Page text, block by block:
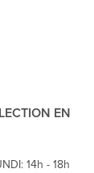
EN
14h - 18h